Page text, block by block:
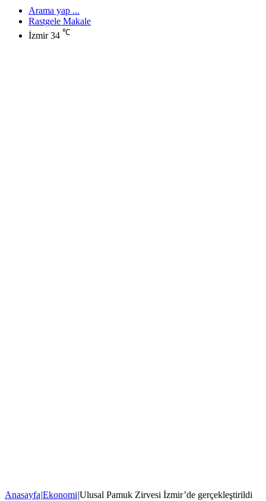
Arama yap ...
Rastgele Makale
İzmir 34 ℃
Anasayfa|Ekonomi|Ulusal Pamuk Zirvesi İzmir’de gerçekleştirildi